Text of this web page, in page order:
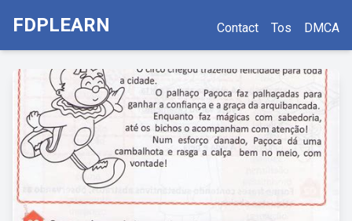
FDPLEARN Contact Tos DMCA